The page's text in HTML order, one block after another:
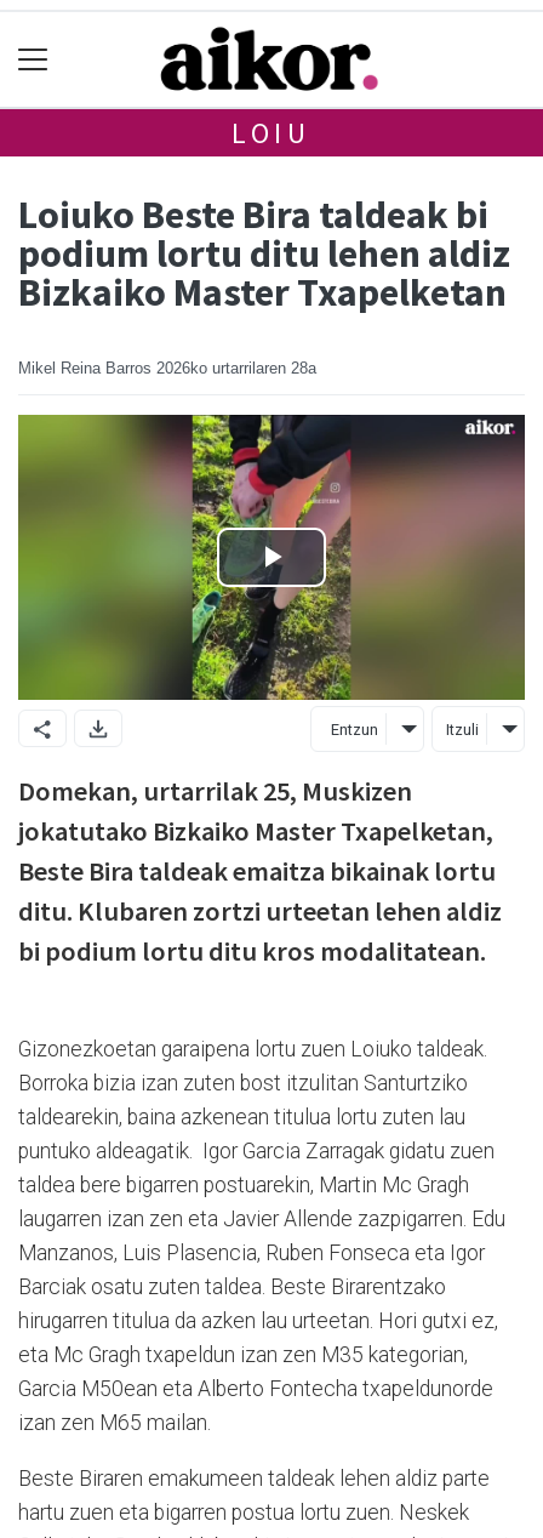
LOIU
Loiuko Beste Bira taldeak bi
podium lortu ditu lehen aldiz
Bizkaiko Master Txapelketan
Mikel Reina Barros 2026ko urtarrilaren 28a
Entzun Itzuli
Domekan, urtarrilak 25, Muskizen
jokatutako Bizkaiko Master Txapelketan,
Beste Bira taldeak emaitza bikainak lortu
ditu. Klubaren zortzi urteetan lehen aldiz
bi podium lortu ditu kros modalitatean.
Gizonezkoetan garaipena lortu zuen Loiuko taldeak.
Borroka bizia izan zuten bost itzulitan Santurtziko
taldearekin, baina azkenean titulua lortu zuten lau
puntuko aldeagatik. Igor Garcia Zarragak gidatu zuen
taldea bere bigarren postuarekin, Martin Mc Gragh
laugarren izan zen eta Javier Allende zazpigarren. Edu
Manzanos, Luis Plasencia, Ruben Fonseca eta Igor
Barciak osatu zuten taldea. Beste Birarentzako
hirugarren titulua da azken lau urteetan. Hori gutxi ez,
eta Mc Gragh txapeldun izan zen M35 kategorian,
Garcia M50ean eta Alberto Fontecha txapeldunorde
izan zen M65 mailan.
Beste Biraren emakumeen taldeak lehen aldiz parte
hartu zuen eta bigarren postua lortu zuen. Neskek